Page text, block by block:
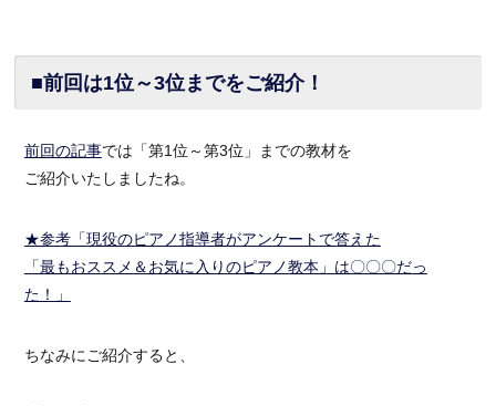
■前回は1位～3位までをご紹介！
前回の記事では「第1位～第3位」までの教材を
ご紹介いたしましたね。
★参考「現役のピアノ指導者がアンケートで答えた
「最もおススメ＆お気に入りのピアノ教本」は〇〇〇だっ
た！」
ちなみにご紹介すると、